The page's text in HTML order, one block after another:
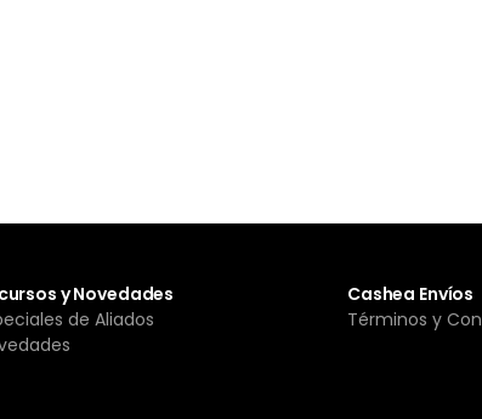
y Novedades
de Aliados
Cashea Envíos
Términos y